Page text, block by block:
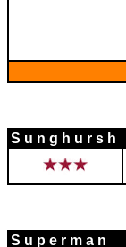
S u n g h u r s h
S u p e r m a n